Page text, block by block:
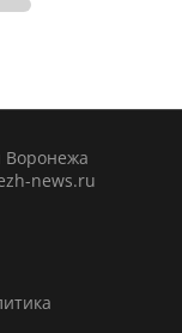
Воронежа
news.ru